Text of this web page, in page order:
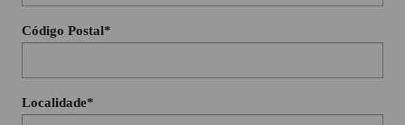
Código Postal*
Localidade*